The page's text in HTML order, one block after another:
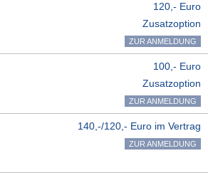
120,- Euro
Zusatzoption
ZUR ANMELDUNG
100,- Euro
Zusatzoption
ZUR ANMELDUNG
140,-/120,- Euro im Vertrag
ZUR ANMELDUNG